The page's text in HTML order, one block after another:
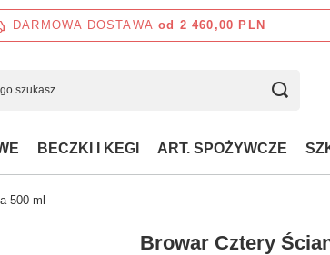
DARMOWA DOSTAWA od 2 460,00 PLN
BECZKI I KEGI ART. SPOŻYWCZE
500 ml
Browar Cztery